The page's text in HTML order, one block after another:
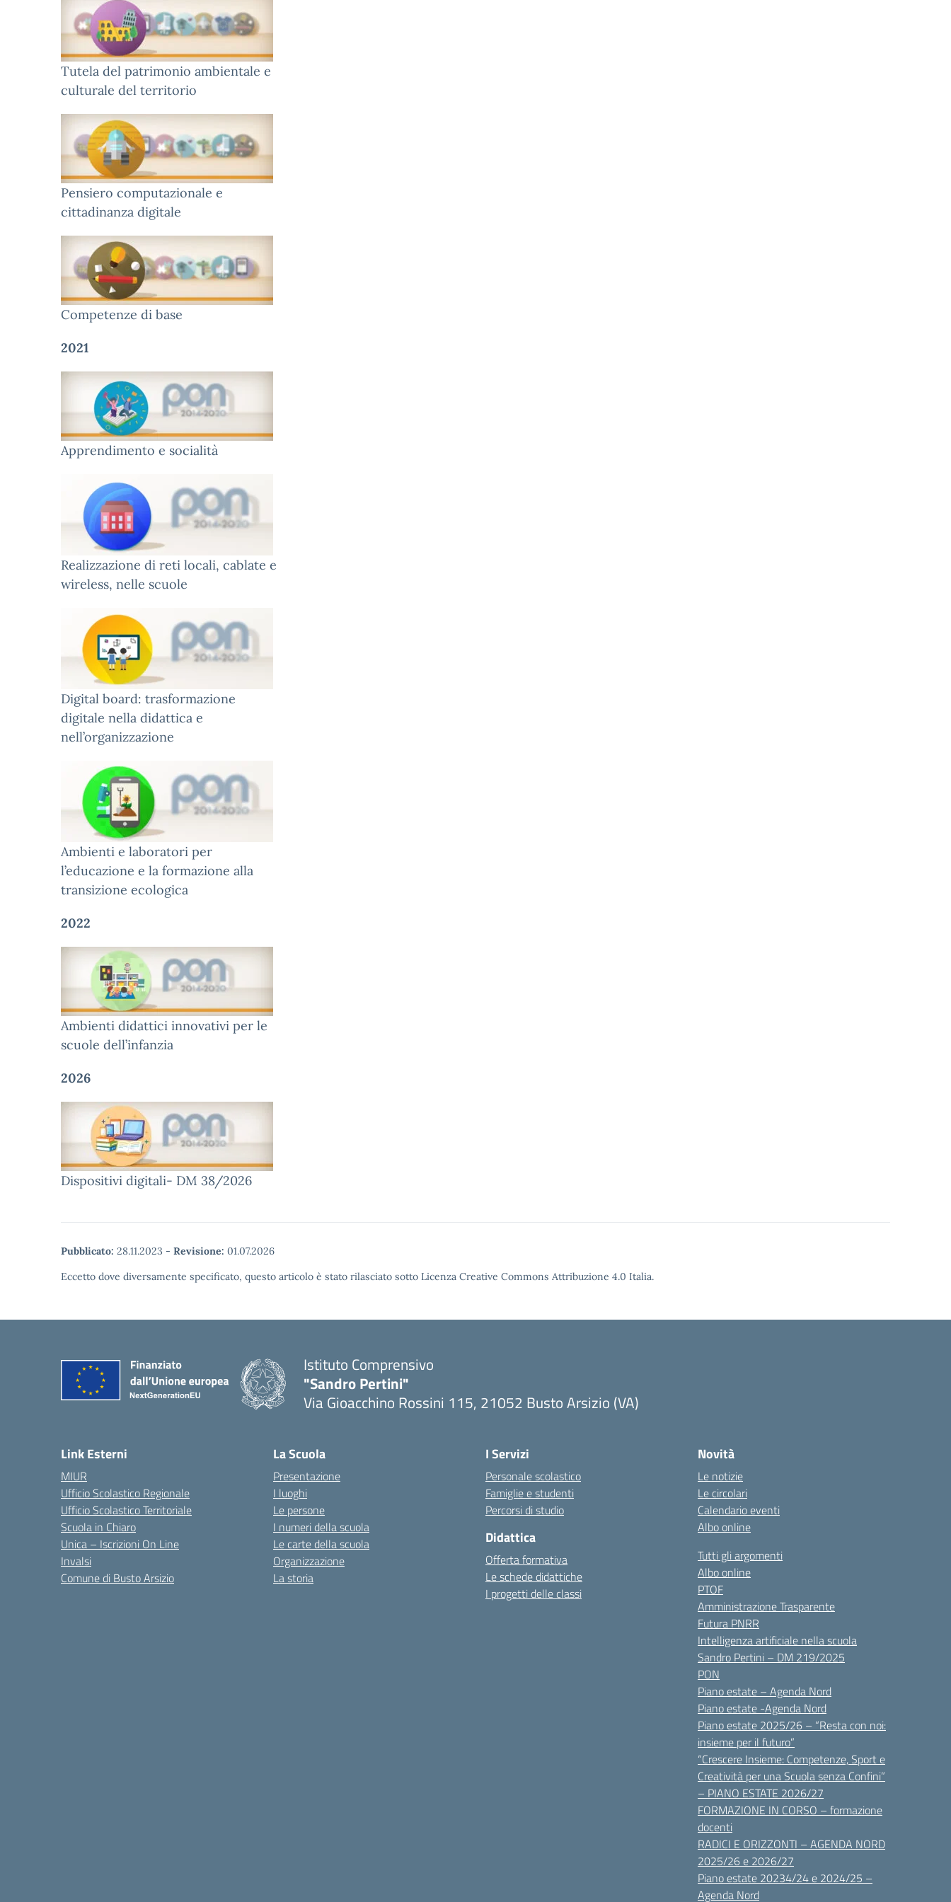
Tutela del patrimonio ambientale e
culturale del territorio
Pensiero computazionale e
cittadinanza digitale
Competenze di base
2021
Apprendimento e socialità
Realizzazione di reti locali, cablate e
wireless, nelle scuole
Digital board: trasformazione
digitale nella didattica e
nell’organizzazione
Ambienti e laboratori per
l’educazione e la formazione alla
transizione ecologica
2022
Ambienti didattici innovativi per le
scuole dell’infanzia
2026
Dispositivi digitali- DM 38/2026
Pubblicato: 28.11.2023 - Revisione: 01.07.2026
Eccetto dove diversamente specificato, questo articolo è stato rilasciato sotto Licenza Creative Commons Attribuzione 4.0 Italia.
Istituto Comprensivo
"Sandro Pertini"
Via Gioacchino Rossini 115, 21052 Busto Arsizio (VA)
Link Esterni
MIUR
Ufficio Scolastico Regionale
Ufficio Scolastico Territoriale
Scuola in Chiaro
Unica – Iscrizioni On Line
Invalsi
Comune di Busto Arsizio
La Scuola
Presentazione
I luoghi
Le persone
I numeri della scuola
Le carte della scuola
Organizzazione
La storia
I Servizi
Personale scolastico
Famiglie e studenti
Percorsi di studio
Didattica
Offerta formativa
Le schede didattiche
I progetti delle classi
Novità
Le notizie
Le circolari
Calendario eventi
Albo online
Tutti gli argomenti
Albo online
PTOF
Amministrazione Trasparente
Futura PNRR
Intelligenza artificiale nella scuola
Sandro Pertini – DM 219/2025
PON
Piano estate – Agenda Nord
Piano estate -Agenda Nord
Piano estate 2025/26 – “Resta con noi:
insieme per il futuro”
“Crescere Insieme: Competenze, Sport e
Creatività per una Scuola senza Confini”
– PIANO ESTATE 2026/27
FORMAZIONE IN CORSO – formazione
docenti
RADICI E ORIZZONTI – AGENDA NORD
2025/26 e 2026/27
Piano estate 20234/24 e 2024/25 –
Agenda Nord